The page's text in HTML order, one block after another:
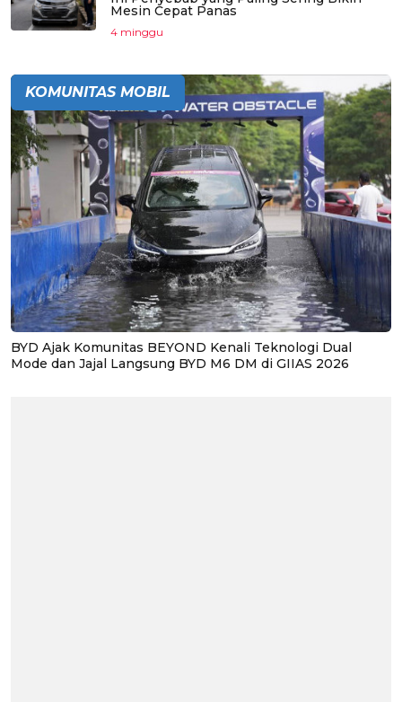
Mesin Cepat Panas
4 minggu
KOMUNITAS MOBIL
BYD Ajak Komunitas BEYOND Kenali Teknologi Dual
Mode dan Jajal Langsung BYD M6 DM di GIIAS 2026